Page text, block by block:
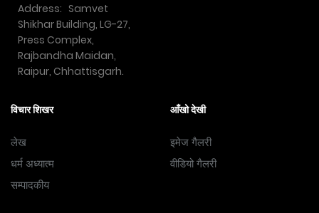
Address: Samvet
Shikhar Building, LG-27,
Press Complex,
Rajbandha Maidan,
Raipur, Chhattisgarh.
विचार शिखर
लेख
धर्म अध्यात्म
सम्पादकीय
आँखो देखी
इमेज गैलरी
वीडियो गैलरी